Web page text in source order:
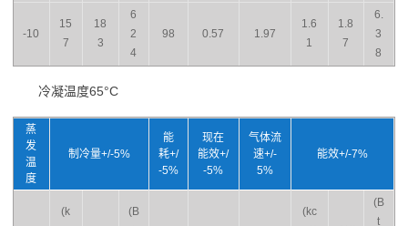
-10
15
7
18
3
6
2
4
98 0.57 1.97
1.6
1
1.8
7
6.
3
8
冷凝温度65°C
蒸
发
温
度
制冷量+/-5%
能
耗+/
-5%
现在
能效+/
-5%
气体流
速+/-
5%
能效+/-7%
(k
(B
(kc
(B
t